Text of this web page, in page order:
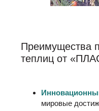
Преимущества
теплиц от
мировые